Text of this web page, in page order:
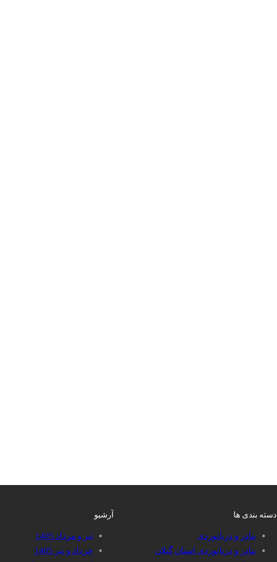
دسته بندی ها
بنادر و دریانوردی
بنادر و دریانوردی استان گیلان
آرشیو
تیر و مرداد 1405
خرداد و تیر 1405